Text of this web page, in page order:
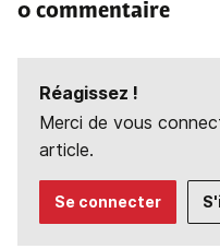
0 commentaire
Réagissez !
Merci de vous
article.
Se connecter